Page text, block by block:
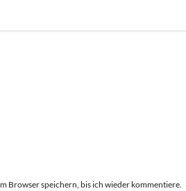
Browser speichern, bis ich wieder kommentiere.